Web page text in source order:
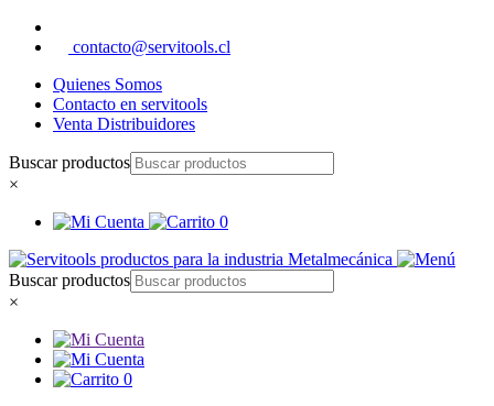
contacto@servitools.cl
Quienes Somos
Contacto en servitools
Venta Distribuidores
Buscar productos
×
0
Buscar productos
×
0